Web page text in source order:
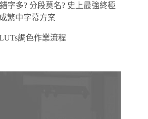
字多? 分段莫名? 史上最強終極
繁中字幕方案
調色作業流程